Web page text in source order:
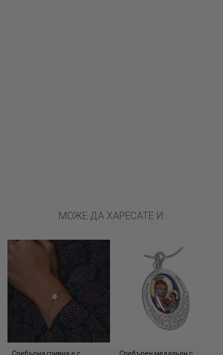
МОЖЕ ДА ХАРЕСАТЕ И: